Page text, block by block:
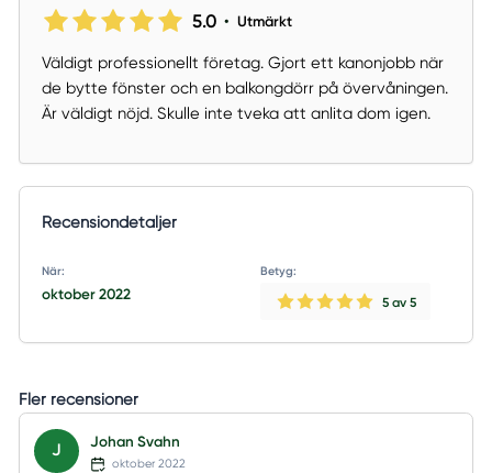
5.0 • Utmärkt
Väldigt professionellt företag. Gjort ett kanonjobb när
de bytte fönster och en balkongdörr på övervåningen.
Är väldigt nöjd. Skulle inte tveka att anlita dom igen.
Recensiondetaljer
När:
oktober 2022
Betyg:
5 av 5
Fler recensioner
J Johan Svahn
oktober 2022